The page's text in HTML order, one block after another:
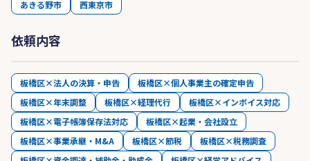
あきる野市
西東京市
依頼内容
板橋区×法人の決算・申告
板橋区×個人事業主の確定申告
板橋区×年末調整
板橋区×経理代行
板橋区×インボイス対応
板橋区×電子帳簿保存法対応
板橋区×起業・会社設立
板橋区×事業承継・M&A
板橋区×節税
板橋区×税務調査